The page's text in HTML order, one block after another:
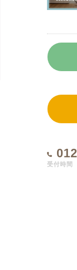
受付時